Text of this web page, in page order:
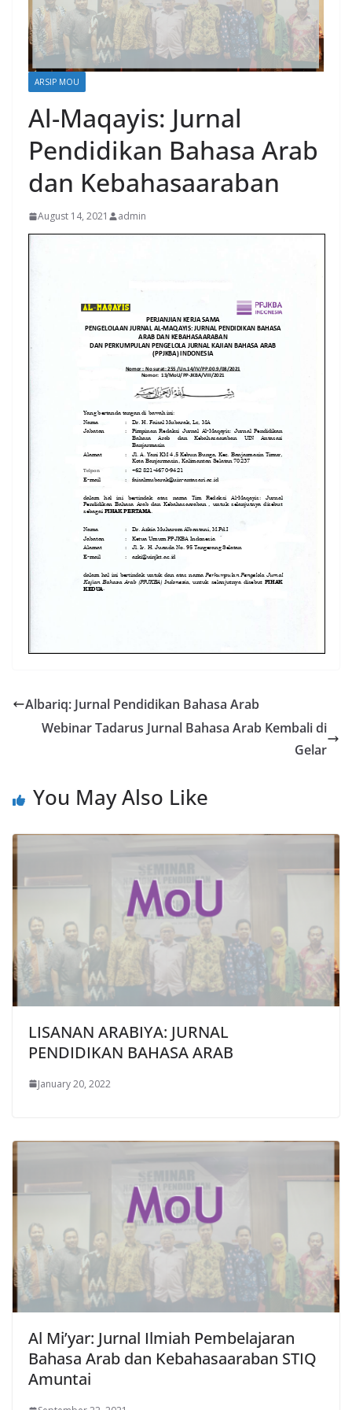
ARSIP MOU
Al-Maqayis: Jurnal
Pendidikan Bahasa Arab
dan Kebahasaaraban
August 14, 2021 admin
Albariq: Jurnal Pendidikan Bahasa Arab
Webinar Tadarus Jurnal Bahasa Arab Kembali di
Gelar
You May Also Like
LISANAN ARABIYA: JURNAL
PENDIDIKAN BAHASA ARAB
January 20, 2022
Al Mi’yar: Jurnal Ilmiah Pembelajaran
Bahasa Arab dan Kebahasaaraban STIQ
Amuntai